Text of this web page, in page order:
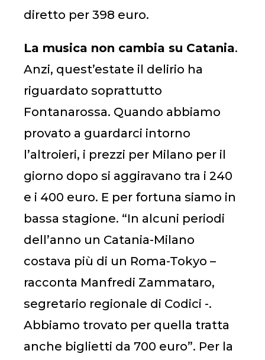
diretto per 398 euro.
La musica non cambia su Catania.
Anzi, quest’estate il delirio ha
riguardato soprattutto
Fontanarossa. Quando abbiamo
provato a guardarci intorno
l’altroieri, i prezzi per Milano per il
giorno dopo si aggiravano tra i 240
e i 400 euro. E per fortuna siamo in
bassa stagione. “In alcuni periodi
dell’anno un Catania-Milano
costava più di un Roma-Tokyo –
racconta Manfredi Zammataro,
segretario regionale di Codici -.
Abbiamo trovato per quella tratta
anche biglietti da 700 euro”. Per la